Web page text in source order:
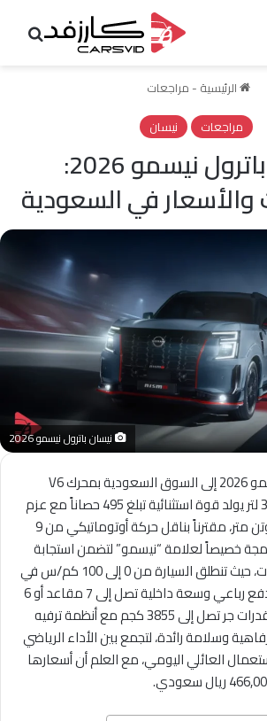
الرئيسية - مراجعات
مراجعات
نيسان
نيسان باترول نيسمو 2026:
في السعودية
نيسان باترول نيسمو 2026
تصل نيسان باترول نيسمو 2026 إلى السوق السعودية بمحرك V6
مزدوج التوربو سعة 3.5 لتر يولد قوة استثنائية تبلغ 495 حصاناً مع عزم
دوران يصل إلى 700 نيوتن متر، مقترناً بناقل حركة أوتوماتيكي من 9
خصيصاً لعلامة “نيسمو” لتضمن استجابة
فائقة وتقليل الاهتزازات، حيث تنطلق السيارة من 0 إلى 100 كم/س في
زمن تنافسي وتتمتع بدفع رباعي وسعة داخلية تصل إلى 7 مقاعد أو 6
بمقاعد كابتن، وتوفر قدرات جر تصل إلى 3855 كجم مع أنظمة ترفيه
وسلامة رائدة، لتجمع بين الأداء الرياضي
العائلي اليومي، مع العلم أن أسعارها